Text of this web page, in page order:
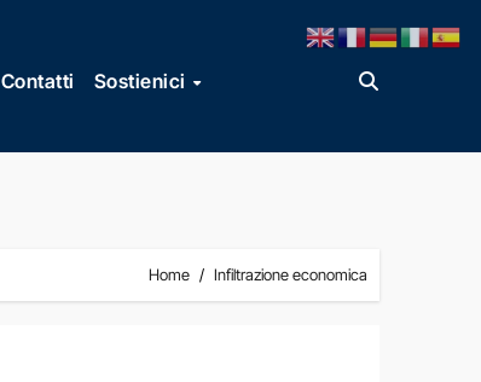
Contatti Sostienici
Home Infiltrazione economica